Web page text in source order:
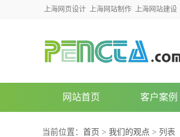
上海网页设计 上海网站制作 上海网站建设
网站首页 客户案例
当前位置： 首页 > 我们的观点 > 列表